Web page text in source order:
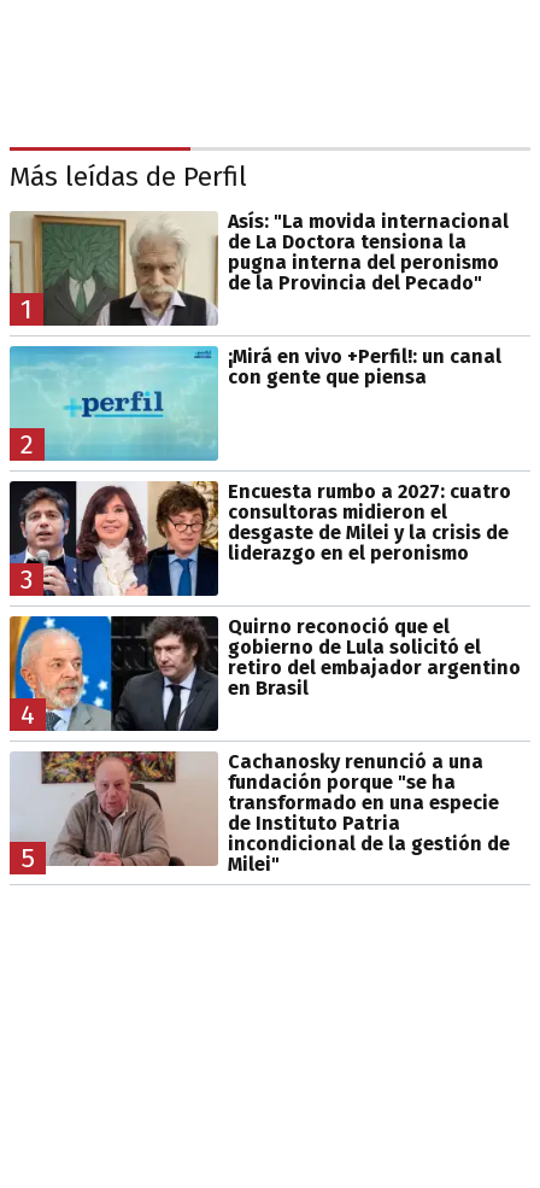
Más leídas de Perfil
1
Asís: "La movida internacional
de La Doctora tensiona la
pugna interna del peronismo
de la Provincia del Pecado"
2
¡Mirá en vivo +Perfil!: un canal
con gente que piensa
3
Encuesta rumbo a 2027: cuatro
consultoras midieron el
desgaste de Milei y la crisis de
liderazgo en el peronismo
4
Quirno reconoció que el
gobierno de Lula solicitó el
retiro del embajador argentino
en Brasil
5
Cachanosky renunció a una
fundación porque "se ha
transformado en una especie
de Instituto Patria
incondicional de la gestión de
Milei"